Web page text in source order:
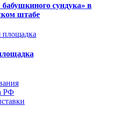
сундука» в
штабе
РФ